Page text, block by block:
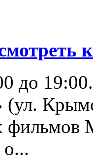
до
(ул.
фильмов
о...